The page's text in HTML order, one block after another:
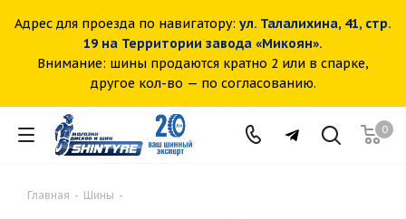
Адрес для проезда по навигатору: ул. Талалихина, 41, стр.
19 на Территории завода «Микоян».
Внимание: шины продаются кратно 2 или в спарке,
другое кол-во — по согласованию.
0
Главная - Шины -